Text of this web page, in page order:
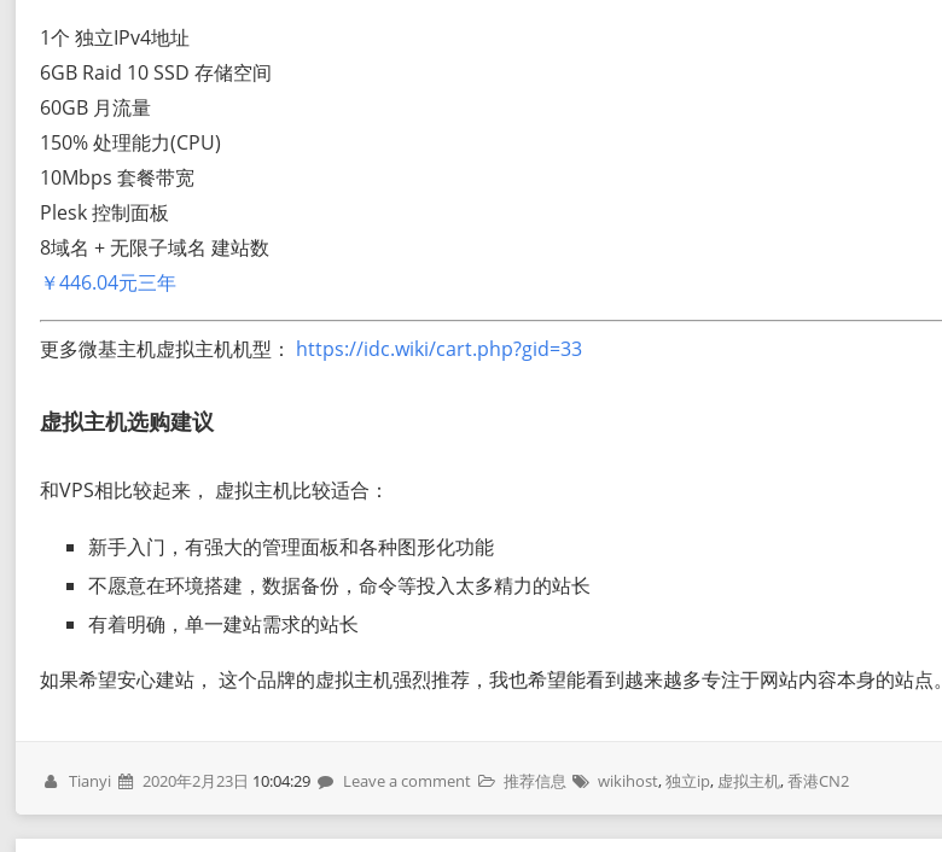
1个 独立IPv4地址
6GB Raid 10 SSD 存储空间
60GB 月流量
150% 处理能力(CPU)
10Mbps 套餐带宽
Plesk 控制面板
8域名 + 无限子域名 建站数
￥446.04元三年
更多微基主机虚拟主机机型： https://idc.wiki/cart.php?gid=33
虚拟主机选购建议
和VPS相比较起来， 虚拟主机比较适合：
新手入门，有强大的管理面板和各种图形化功能
不愿意在环境搭建，数据备份，命令等投入太多精力的站长
有着明确，单一建站需求的站长
如果希望安心建站， 这个品牌的虚拟主机强烈推荐，我也希望能看到越来越多专注于网站内容本身的站点。
Tianyi 2020年2月23日 10:04:29 Leave a comment 推荐信息 wikihost,独立ip, 虚拟主机,香港CN2